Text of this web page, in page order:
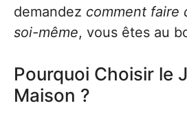
demandez comment faire
soi-même, vous êtes au
Pourquoi Choisir le
Maison ?